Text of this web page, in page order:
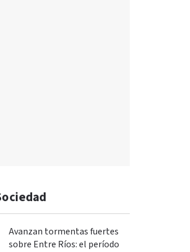
Avanzan tormentas fuertes
sobre Entre Ríos: el período